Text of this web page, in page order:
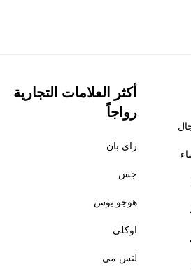
أكثر العلامات التجارية
رواجاً
راي بان
جس
هوجو بوس
اوكلي
لنس مي